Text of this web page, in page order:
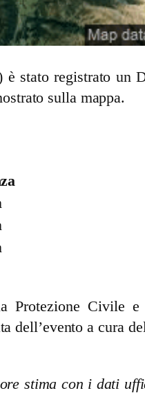
stato registrato un
sulla mappa.
Protezione Civile
dell’evento a cura
stima con i dati